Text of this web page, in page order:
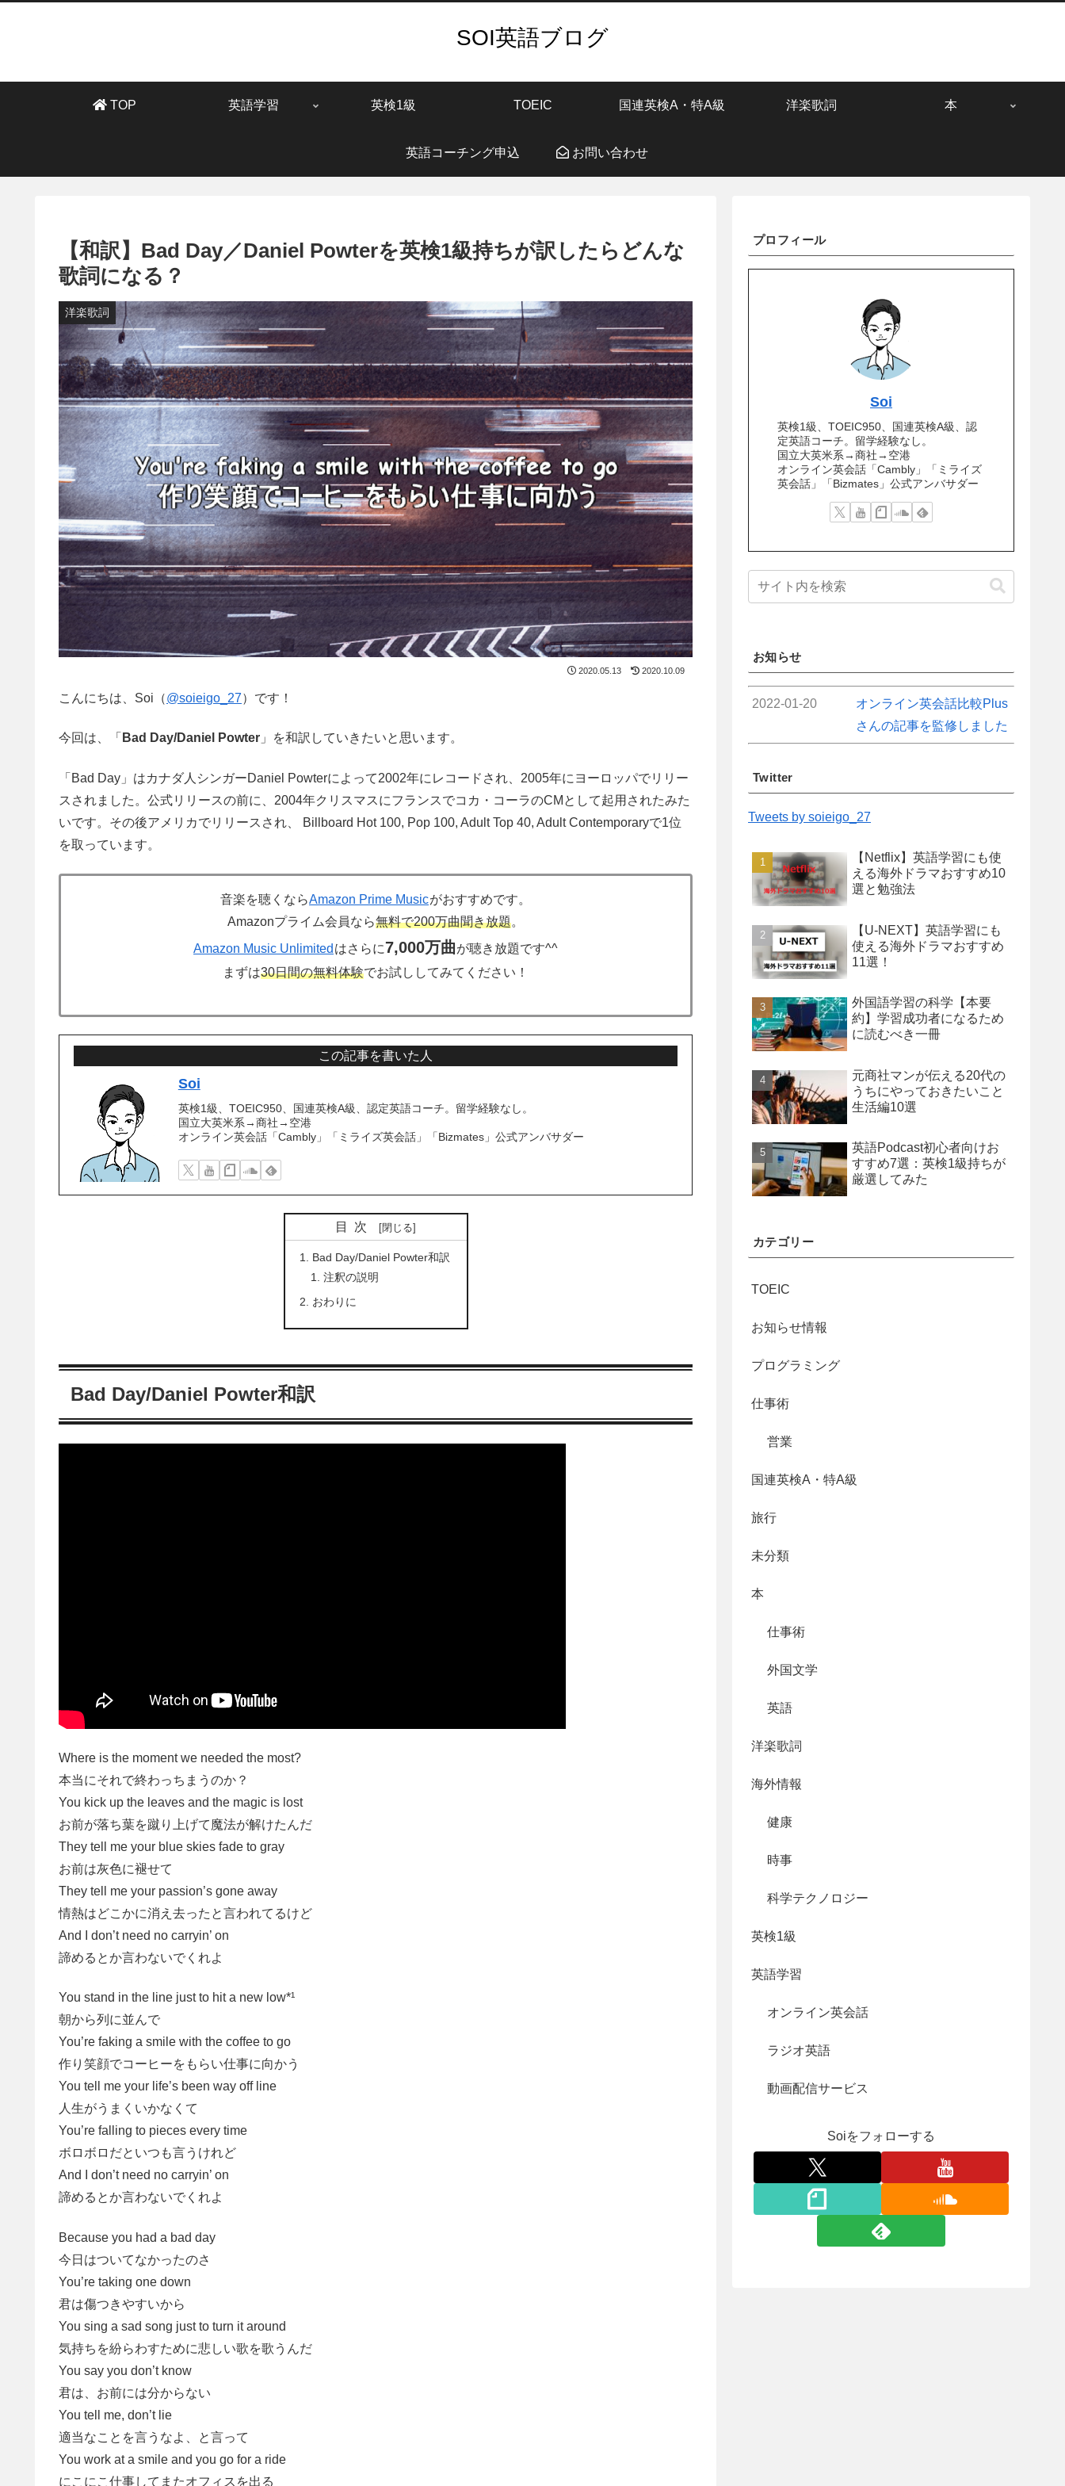
SOI英語ブログ
TOP 英語学習 英検1級 TOEIC 国連英検A・特A級 洋楽歌詞 本
英語コーチング申込 お問い合わせ
【和訳】Bad Day／Daniel Powterを英検1級持ちが訳したらどんな
歌詞になる？
洋楽歌詞
2020.05.13 2020.10.09
こんにちは、Soi（@soieigo_27）です！
今回は、「 Bad Day/Daniel Powter 」を和訳していきたいと思います。
「Bad Day」はカナダ人シンガーDaniel Powterによって2002年にレコードされ、2005年にヨーロッパでリリー
スされました。公式リリースの前に、2004年クリスマスにフランスでコカ・コーラのCMとして起用されたみた
いです。その後アメリカでリリースされ、 Billboard Hot 100, Pop 100, Adult Top 40, Adult Contemporaryで1位
を取っています。
音楽を聴くならAmazon Prime Musicがおすすめです。
Amazonプライム会員なら無料で200万曲聞き放題。
Amazon Music Unlimited はさらに7,000万曲が聴き放題です^^
まずは30日間の無料体験でお試ししてみてください！
この記事を書いた人
Soi
英検1級、TOEIC950、国連英検A級、認定英語コーチ。留学経験なし。
国立大英米系→商社→空港
オンライン英会話「Cambly」「ミライズ英会話」「Bizmates」公式アンバサダー
目次
Bad Day/Daniel Powter和訳
注釈の説明
おわりに
Bad Day/Daniel Powter和訳
Where is the moment we needed the most?
本当にそれで終わっちまうのか？
You kick up the leaves and the magic is lost
お前が落ち葉を蹴り上げて魔法が解けたんだ
They tell me your blue skies fade to gray
お前は灰色に褪せて
They tell me your passion’s gone away
情熱はどこかに消え去ったと言われてるけど
And I don’t need no carryin’ on
諦めるとか言わないでくれよ
You stand in the line just to hit a new low*¹
朝から列に並んで
You’re faking a smile with the coffee to go
作り笑顔でコーヒーをもらい仕事に向かう
You tell me your life’s been way off line
人生がうまくいかなくて
You’re falling to pieces every time
ボロボロだといつも言うけれど
And I don’t need no carryin’ on
諦めるとか言わないでくれよ
Because you had a bad day
今日はついてなかったのさ
You’re taking one down
君は傷つきやすいから
You sing a sad song just to turn it around
気持ちを紛らわすために悲しい歌を歌うんだ
You say you don’t know
君は、お前には分からない
You tell me, don’t lie
適当なことを言うなよ、と言って
You work at a smile and you go for a ride
にこにこ仕事してまたオフィスを出る
プロフィール
Soi
英検1級、TOEIC950、国連英検A級、認
定英語コーチ。留学経験なし。
国立大英米系→商社→空港
オンライン英会話「Cambly」「ミライズ
英会話」「Bizmates」公式アンバサダー
お知らせ
2022-01-20
オンライン英会話比較Plus
さんの記事を監修しました
Twitter
Tweets by soieigo_27
【Netflix】英語学習にも使
える海外ドラマおすすめ10
選と勉強法
【U-NEXT】英語学習にも
使える海外ドラマおすすめ
11選！
外国語学習の科学【本要
約】学習成功者になるため
に読むべき一冊
元商社マンが伝える20代の
うちにやっておきたいこと
生活編10選
英語Podcast初心者向けお
すすめ7選：英検1級持ちが
厳選してみた
カテゴリー
TOEIC
お知らせ情報
プログラミング
仕事術
営業
国連英検A・特A級
旅行
未分類
本
仕事術
外国文学
英語
洋楽歌詞
海外情報
健康
時事
科学テクノロジー
英検1級
英語学習
オンライン英会話
ラジオ英語
動画配信サービス
Soiをフォローする